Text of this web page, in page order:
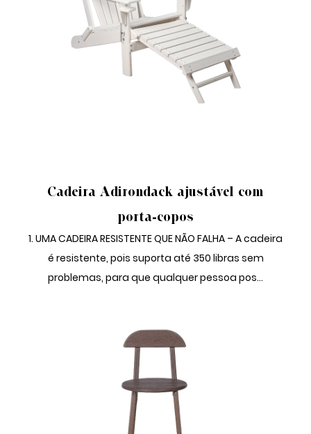
Cadeira Adirondack ajustável com
porta-copos
1. UMA CADEIRA RESISTENTE QUE NÃO FALHA – A cadeira
é resistente, pois suporta até 350 libras sem
problemas, para que qualquer pessoa pos...